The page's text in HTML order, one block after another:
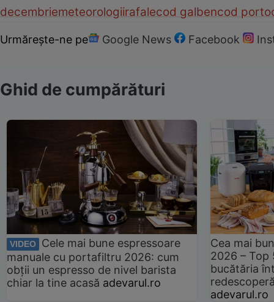
decembriemeteorologiirafalecod galbencod
Urmărește-ne pe Google News Facebook
Ghid de cumpărături
VIDEO
Cele mai bune espressoare
manuale cu portafiltru 2026: cum
obții un espresso de nivel barista
chiar la tine acasă adevarul.ro
Cea mai
2026 –
bucătăria
adevarul.ro